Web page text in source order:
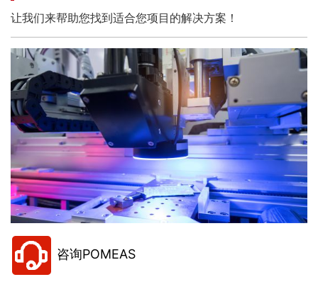
让我们来帮助您找到适合您项目的解决方案！
咨询POMEAS